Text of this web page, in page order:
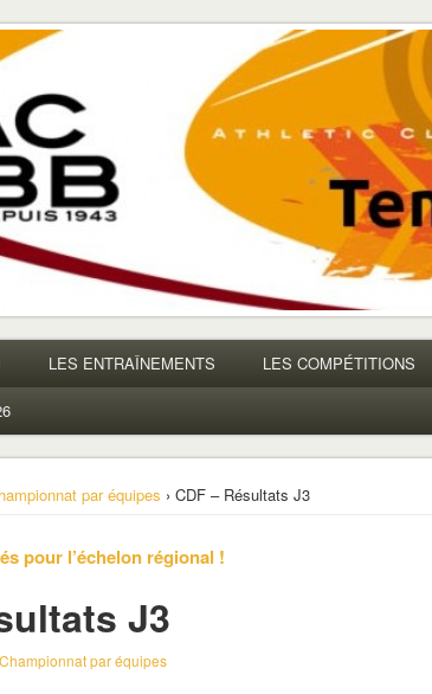
de Table
LES ENTRAÎNEMENTS LES COMPÉTITIONS
par équipes › CDF – Résultats J3
pour l’échelon régional !
J3
Championnat par équipes